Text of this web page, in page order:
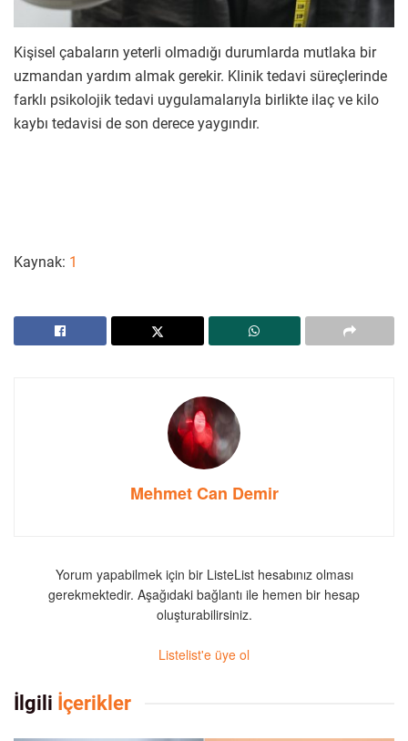
Kişisel çabaların yeterli olmadığı durumlarda mutlaka bir
uzmandan yardım almak gerekir. Klinik tedavi süreçlerinde
farklı psikolojik tedavi uygulamalarıyla birlikte ilaç ve kilo
kaybı tedavisi de son derece yaygındır.
Kaynak: 1
Mehmet Can Demir
Yorum yapabilmek için bir ListeList hesabınız olması
gerekmektedir. Aşağıdaki bağlantı ile hemen bir hesap
oluşturabilirsiniz.
Listelist'e üye ol
İlgili İçerikler